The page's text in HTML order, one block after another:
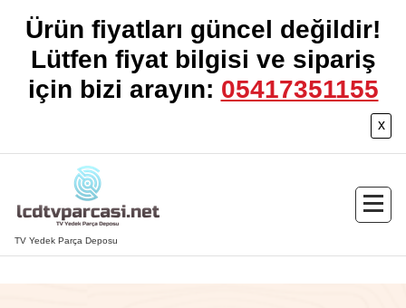
Ürün fiyatları güncel değildir!
Lütfen fiyat bilgisi ve sipariş
için bizi arayın: 05417351155
x
TV Yedek Parça Deposu